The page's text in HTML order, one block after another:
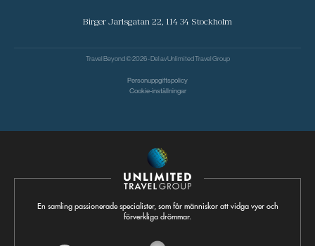
Birger Jarlsgatan 22, 114 34 Stockholm
Travel Beyond © 2026 - Del avUnlimited Travel Group
Personuppgiftspolicy
Cookie-inställningar
En samling passionerade specialister, som får människor att vidga vyer och
förverkliga drömmar.